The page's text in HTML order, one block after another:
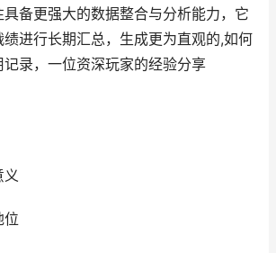
备更强大的数据整合与分析能力，它
进行长期汇总，生成更为直观的,如何
录，一位资深玩家的经验分享
义
位